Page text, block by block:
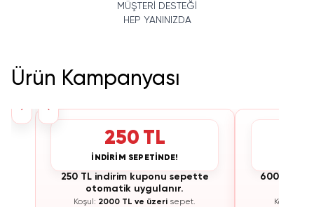
MÜŞTERİ DESTEĞİ
HEP YANINIZDA
Ürün Kampanyası
‹
›
250 TL
İNDİRİM SEPETİNDE!
250 TL indirim kuponu sepette
otomatik uygulanır.
Koşul: 2000 TL ve üzeri sepet.
600 TL
Koşul: